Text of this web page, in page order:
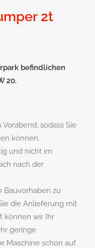
2t
befindlichen
20.
sodass Sie
können.
und nicht im
nach der
Bauvorhaben zu
die Anlieferung mit
können wir Ihr
geringe
Maschine schon auf